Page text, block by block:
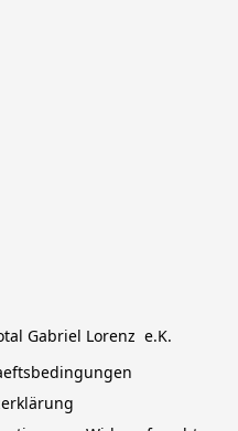
Gabriel Lorenz  e.K.